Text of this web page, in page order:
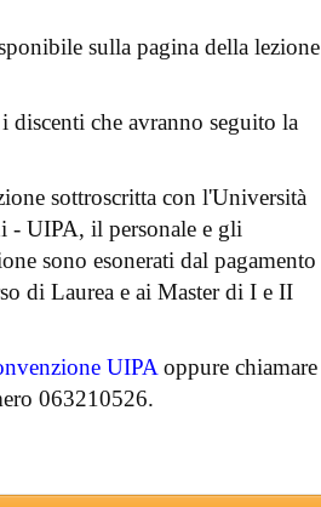
sulla pagina della lezione
discenti che avranno seguito la
sottroscritta con l'Università
- UIPA, il personale e gli
sono esonerati dal pagamento
di Laurea e ai Master di I e II
UIPA oppure chiamare
063210526.